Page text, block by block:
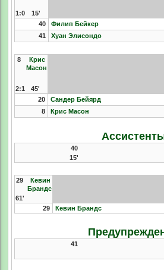
1:0
15'
40
Филип Бейкер
41
Хуан Элисондо
8
Крис
Масон
2:1
45'
20
Сандер Бейярд
8
Крис Масон
40
15'
29
Кевин
Брандс
61'
29
Кевин Брандс
41